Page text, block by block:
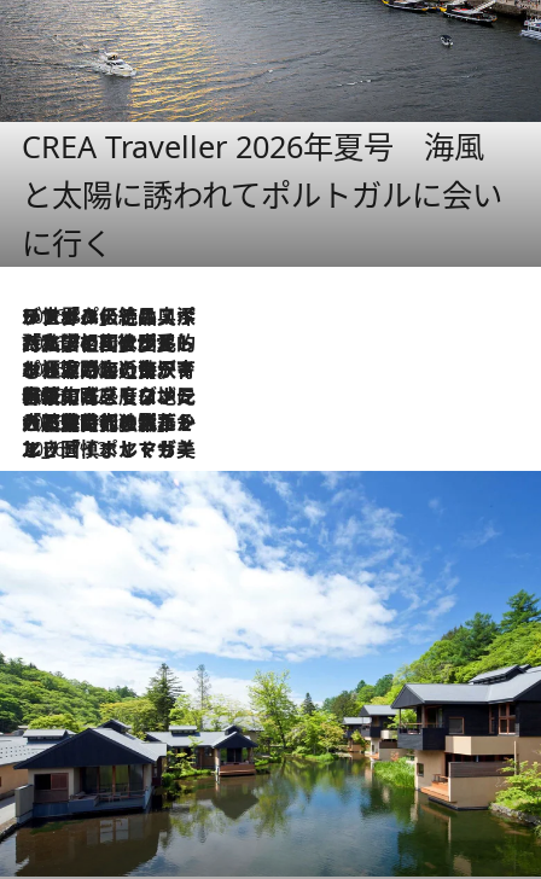
CREA Traveller 2026年夏号 海風
と太陽に誘われてポルトガルに会い
に行く
2026.8.8
リスボンの絶品スイーツ「パステル・デ・ナタ」とは？ポルトガル伝統の奥深い世界へ
2026.7.27
「私の祖国はポルトガル語です」国民的詩人フェルナンド・ペソアと、彼が愛した文学の街を歩く
2026.7.26
ポルトガル近海が育む極上の海の幸。キリリと冷えた白ワインと愉しむ、シーフード専門店の贅沢
2026.7.22
伝統の味をモダンに昇華。高感度な地元客が集う、リスボンの最旬ガストロノミー
2026.7.21
大航海時代の栄華から、震災、独裁、そして革命へ。ポルトガル・首都リスボンの石畳に刻まれた「歴史の光と影」
2026.7.13
エッセイ・ヤマザキマリ「慎ましくも美しき国 ポルトガル」